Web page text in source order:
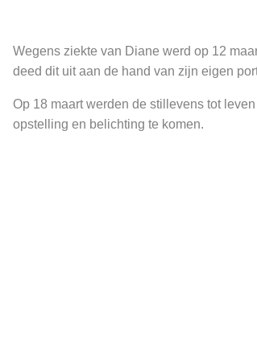
Wegens ziekte van Diane werd op 12
deed dit uit aan de hand van zijn eigen
Op 18 maart werden de stillevens tot
opstelling en belichting te komen.